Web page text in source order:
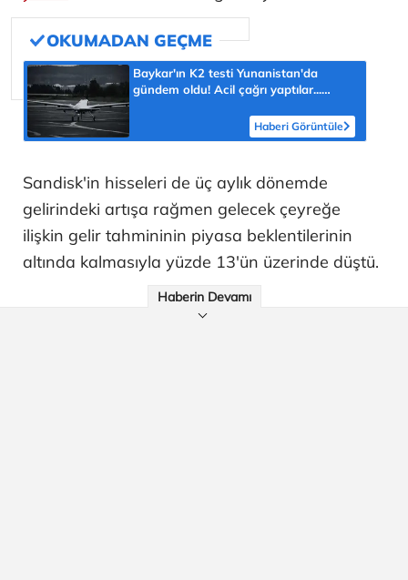
Baykar'ın K2 testi Yunanistan'da
gündem oldu! Acil çağrı yaptılar...
Haberi Görüntüle
Sandisk'in hisseleri de üç aylık dönemde
gelirindeki artışa rağmen gelecek çeyreğe
ilişkin gelir tahmininin piyasa beklentilerinin
altında kalmasıyla yüzde 13'ün üzerinde düştü.
Haberin Devamı